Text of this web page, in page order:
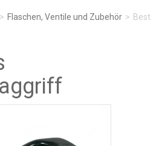
> Flaschen, Ventile und Zubehör > Best